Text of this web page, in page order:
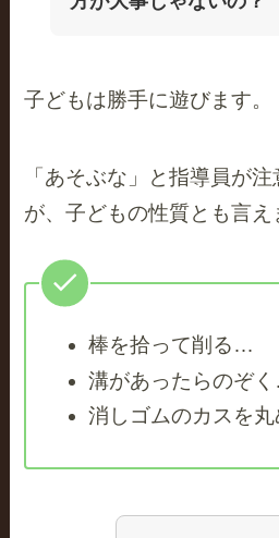
子どもは勝手に遊びます。
「あそぶな」と指導員が
が、子どもの性質とも言え
棒を拾って削る…
溝があったらのぞ
消しゴムのカスを